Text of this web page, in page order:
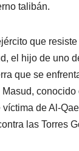
talibán.
que
el hijo de uno
que se
víctima de Al-
las Torres